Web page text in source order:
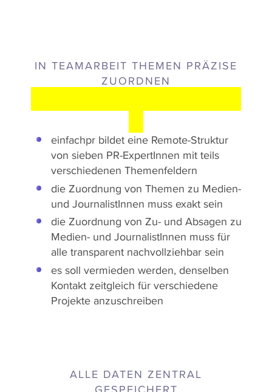
IN TEAMARBEIT THEMEN PRÄZISE
ZUORDNEN
einfachpr bildet eine Remote-Struktur
von sieben PR-ExpertInnen mit teils
verschiedenen Themenfeldern
die Zuordnung von Themen zu Medien-
und JournalistInnen muss exakt sein
die Zuordnung von Zu- und Absagen zu
Medien- und JournalistInnen muss für
alle transparent nachvollziehbar sein
es soll vermieden werden, denselben
Kontakt zeitgleich für verschiedene
Projekte anzuschreiben
ALLE DATEN ZENTRAL
GESPEICHERT